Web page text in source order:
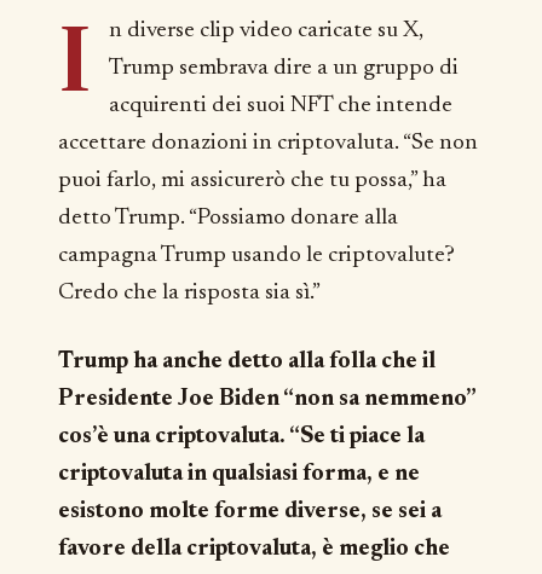
I
n diverse clip video caricate su X,
Trump sembrava dire a un gruppo di
acquirenti dei suoi NFT che intende
accettare donazioni in criptovaluta. “Se non
puoi farlo, mi assicurerò che tu possa,” ha
detto Trump. “Possiamo donare alla
campagna Trump usando le criptovalute?
Credo che la risposta sia sì.”
Trump ha anche detto alla folla che il
Presidente Joe Biden “non sa nemmeno”
cos’è una criptovaluta. “Se ti piace la
criptovaluta in qualsiasi forma, e ne
esistono molte forme diverse, se sei a
favore della criptovaluta, è meglio che